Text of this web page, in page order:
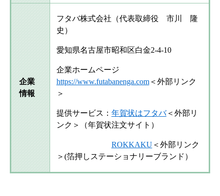
企業
情報
フタバ株式会社（代表取締役 市川 隆
史）
愛知県名古屋市昭和区白金2-4-10
企業ホームページ
https://www.futabanenga.com＜外部リンク
＞
提供サービス： 年賀状はフタバ＜外部リ
ンク＞
（年賀状注文サイト）
ROKKAKU＜外部リンク
＞ (箔押しステーショナリーブランド）